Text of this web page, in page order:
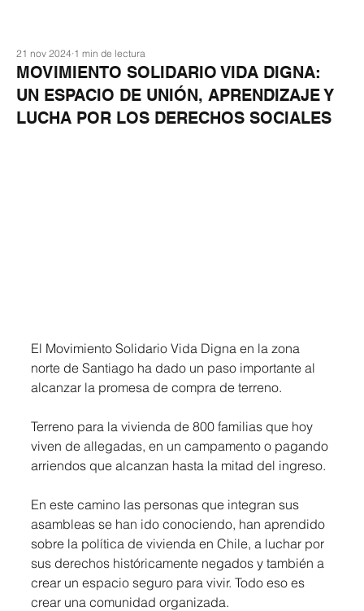
MOVIMIENTO SOLIDARIO VIDA DIGNA:
UN ESPACIO DE UNIÓN, APRENDIZAJE Y
LUCHA POR LOS DERECHOS SOCIALES
21 nov 2024 1 min de lectura
El Movimiento Solidario Vida Digna en la zona
norte de Santiago ha dado un paso importante al
alcanzar la promesa de compra de terreno.
Terreno para la vivienda de 800 familias que hoy
viven de allegadas, en un campamento o pagando
arriendos que alcanzan hasta la mitad del ingreso.
En este camino las personas que integran sus
asambleas se han ido conociendo, han aprendido
sobre la política de vivienda en Chile, a luchar por
sus derechos históricamente negados y también a
crear un espacio seguro para vivir. Todo eso es
crear una comunidad organizada.